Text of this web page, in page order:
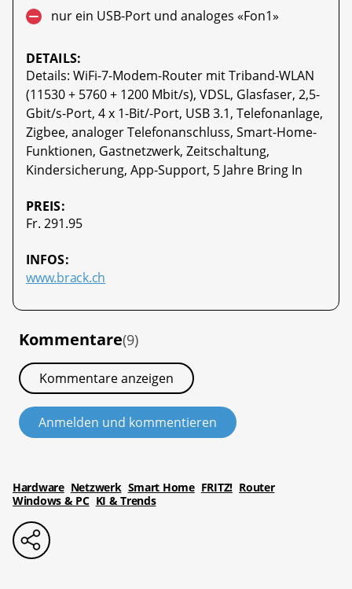
nur ein USB-Port und analoges «Fon1»
DETAILS:
Details: WiFi-7-Modem-Router mit Triband-WLAN
(11530 + 5760 + 1200 Mbit/s), VDSL, Glasfaser, 2,5-
Gbit/s-Port, 4 x 1-Bit/-Port, USB 3.1, Telefonanlage,
Zigbee, analoger Telefonanschluss, Smart-Home-
Funktionen, Gastnetzwerk, Zeitschaltung,
Kindersicherung, App-Support, 5 Jahre Bring In
PREIS:
Fr. 291.95
INFOS:
www.brack.ch
Kommentare(9)
Kommentare anzeigen
Anmelden und kommentieren
Hardware Netzwerk Smart Home FRITZ! Router
Windows & PC KI & Trends